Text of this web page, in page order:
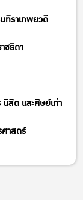
ทิราเทพยวดี
ชธิดา
สิต และศิษย์เก่า
าสตร์